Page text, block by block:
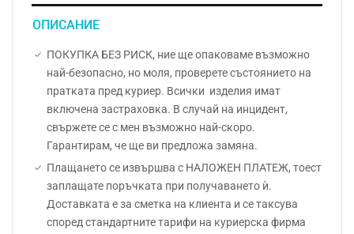
ОПИСАНИЕ
ПОКУПКА БЕЗ РИСК, ние ще опаковаме възможно
най-безопасно, но моля, проверете състоянието на
пратката пред куриер. Всички изделия имат
включена застраховка. В случай на инцидент,
свържете се с мен възможно най-скоро.
Гарантирам, че ще ви предложа замяна.
Плащането се извършва с НАЛОЖЕН ПЛАТЕЖ, тоест
заплащате поръчката при получаването ѝ.
Доставката е за сметка на клиента и се таксува
според стандартните тарифи на куриерска фирма